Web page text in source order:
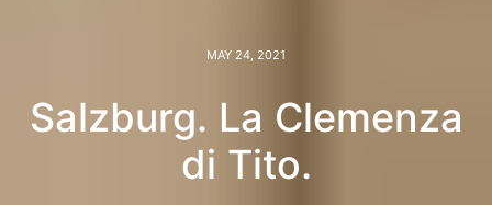
MAY 24, 2021
Salzburg. La Clemenza
di Tito.